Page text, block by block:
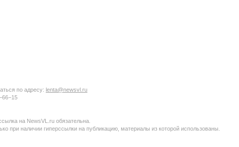
по адресу: lenta@newsvl.ru
на NewsVL.ru обязательна.
при наличии гиперссылки на публикацию, материалы из которой использованы.